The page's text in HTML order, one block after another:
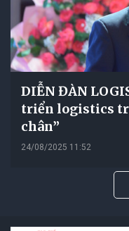
DIỄN ĐÀN
triển logistics
chân”
24/08/2025 11:52